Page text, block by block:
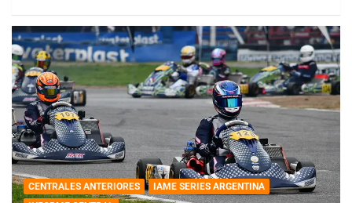
CENTRALES ANTERIORES
IAME SERIES ARGENTINA